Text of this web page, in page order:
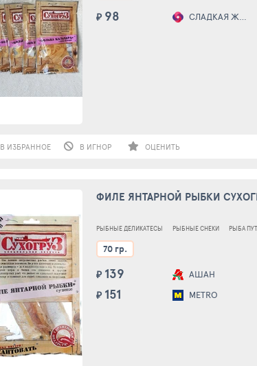
₽ 98 СЛАДКАЯ ЖИЗНЬ
В ИЗБРАННОЕ В ИГНОР ОЦЕНИТЬ
ФИЛЕ ЯНТАРНОЙ РЫБКИ
РЫБНЫЕ ДЕЛИКАТЕСЫ РЫБНЫЕ СНЕКИ РЫБА
70 гр.
₽ 139 АШАН
₽ 151 METRO